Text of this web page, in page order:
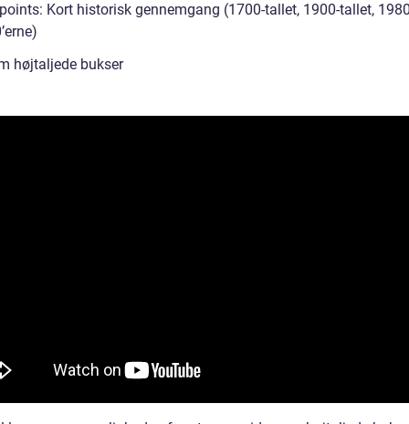
Kort historisk gennemgang (1700-tallet, 1900-tallet,
højtaljede bukser